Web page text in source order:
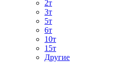
2т
3т
5т
6т
10т
15т
Другие